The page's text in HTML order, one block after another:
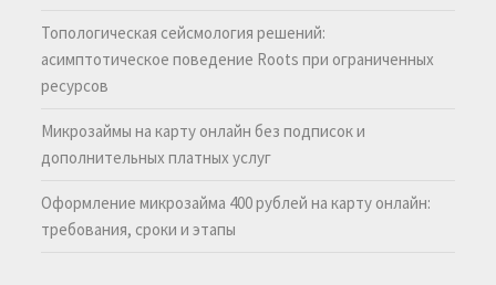
Топологическая сейсмология решений:
асимптотическое поведение Roots при ограниченных
ресурсов
Микрозаймы на карту онлайн без подписок и
дополнительных платных услуг
Оформление микрозайма 400 рублей на карту онлайн:
требования, сроки и этапы